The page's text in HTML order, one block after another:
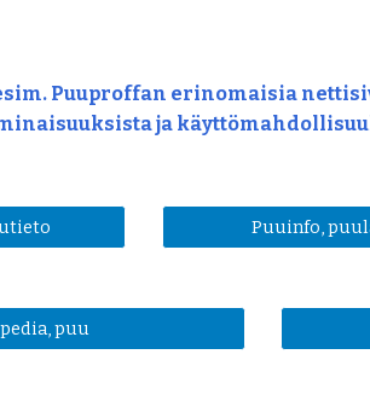
Puuproffan erinomaisia
ja
Puuinfo,
puu